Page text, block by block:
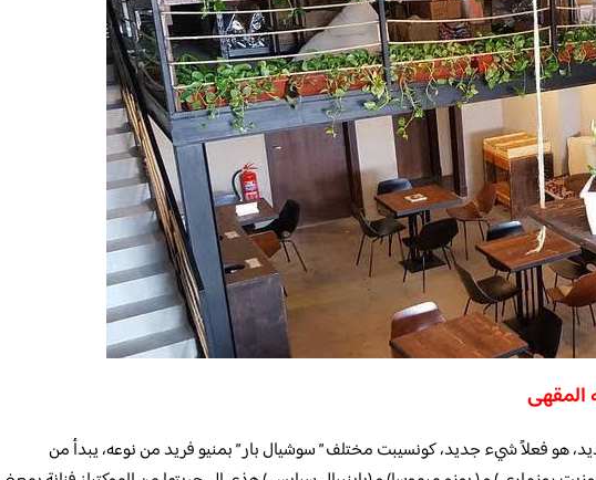
المقهى
هو فعلاً شيء جديد، كونسيبت مختلف ” سوشيال بار ” بمنيو فريد من نوعه، يبدأ من